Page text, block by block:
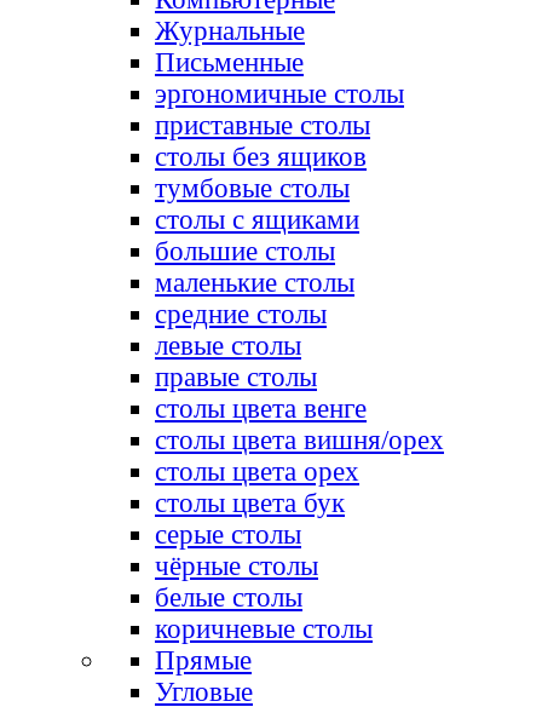
Журнальные
Письменные
эргономичные столы
приставные столы
столы без ящиков
тумбовые столы
столы с ящиками
большие столы
маленькие столы
средние столы
левые столы
правые столы
столы цвета венге
столы цвета вишня/орех
столы цвета орех
столы цвета бук
серые столы
чёрные столы
белые столы
коричневые столы
Прямые
Угловые